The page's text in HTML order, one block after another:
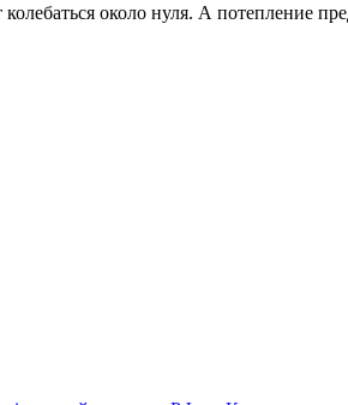
около нуля. А потепление